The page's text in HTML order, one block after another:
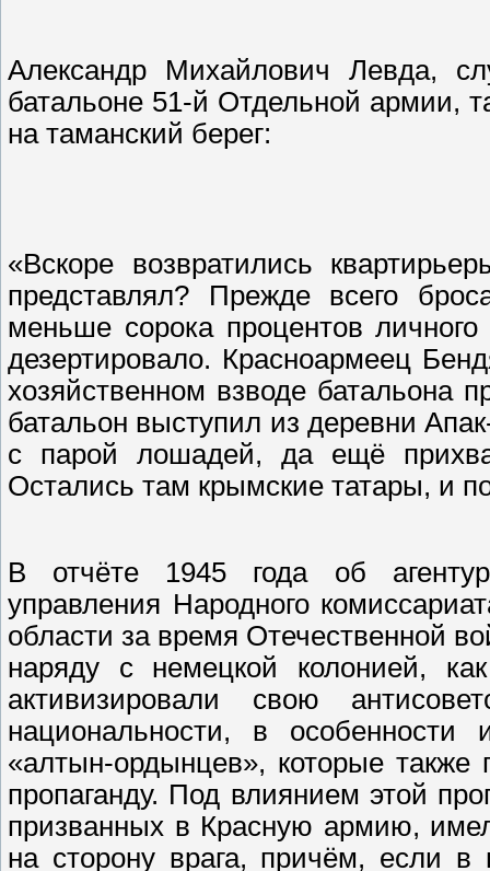
Александр Михайлович Левда,
батальоне 51-й Отдельной армии,
на таманский берег:
«Вскоре возвратились
представлял? Прежде всего
меньше сорока процентов
дезертировало. Красноармеец
хозяйственном взводе батальона
батальон выступил из деревни
с парой лошадей, да ещё
Остались там крымские татары, и
В отчёте 1945 года об
управления Народного
области за время Отечественной
наряду с немецкой колонией,
активизировали свою
национальности, в
«алтын-ордынцев», которые
пропаганду. Под влиянием этой
призванных в Красную армию,
на сторону врага, причём, если